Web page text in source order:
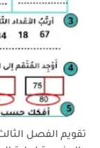
تقويم الفصل